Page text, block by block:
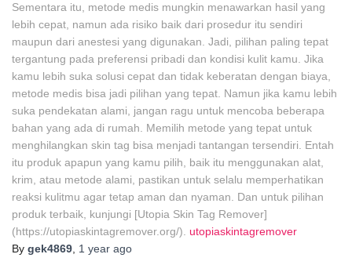
Sementara itu, metode medis mungkin menawarkan hasil yang
lebih cepat, namun ada risiko baik dari prosedur itu sendiri
maupun dari anestesi yang digunakan. Jadi, pilihan paling tepat
tergantung pada preferensi pribadi dan kondisi kulit kamu. Jika
kamu lebih suka solusi cepat dan tidak keberatan dengan biaya,
metode medis bisa jadi pilihan yang tepat. Namun jika kamu lebih
suka pendekatan alami, jangan ragu untuk mencoba beberapa
bahan yang ada di rumah. Memilih metode yang tepat untuk
menghilangkan skin tag bisa menjadi tantangan tersendiri. Entah
itu produk apapun yang kamu pilih, baik itu menggunakan alat,
krim, atau metode alami, pastikan untuk selalu memperhatikan
reaksi kulitmu agar tetap aman dan nyaman. Dan untuk pilihan
produk terbaik, kunjungi [Utopia Skin Tag Remover]
(https://utopiaskintagremover.org/). utopiaskintagremover
By gek4869 1 year ago